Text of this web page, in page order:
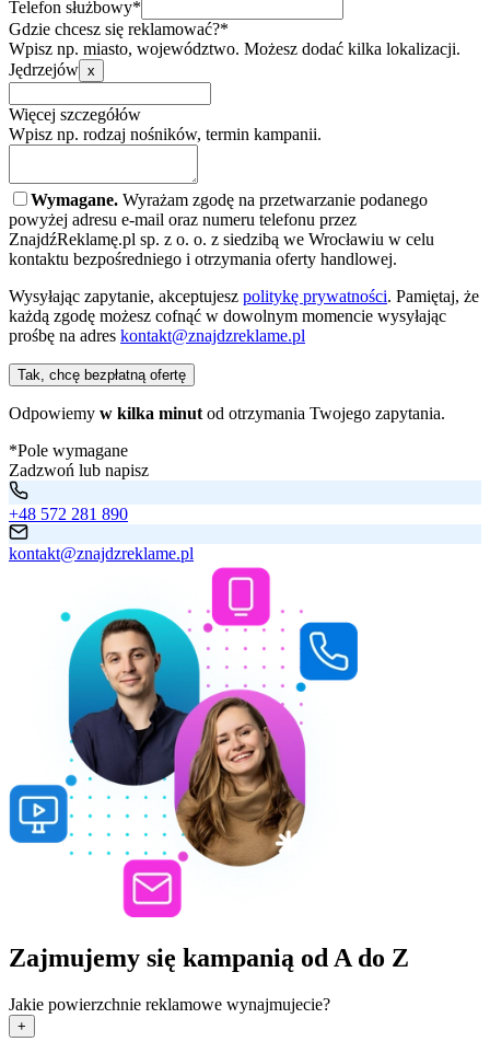
Telefon służbowy*
Gdzie chcesz się reklamować?*
Wpisz np. miasto, województwo. Możesz dodać kilka lokalizacji.
Jędrzejów x
Więcej szczegółów
Wpisz np. rodzaj nośników, termin kampanii.
Wymagane. Wyrażam zgodę na przetwarzanie podanego
powyżej adresu e-mail oraz numeru telefonu przez
ZnajdźReklamę.pl sp. z o. o. z siedzibą we Wrocławiu w celu
kontaktu bezpośredniego i otrzymania oferty handlowej.
Wysyłając zapytanie, akceptujesz politykę prywatności. Pamiętaj, że
każdą zgodę możesz cofnąć w dowolnym momencie wysyłając
prośbę na adres kontakt@znajdzreklame.pl
Tak, chcę bezpłatną ofertę
Odpowiemy w kilka minut od otrzymania Twojego zapytania.
*Pole wymagane
Zadzwoń lub napisz
+48 572 281 890
kontakt@znajdzreklame.pl
Zajmujemy się kampanią od A do Z
Jakie powierzchnie reklamowe wynajmujecie?
+